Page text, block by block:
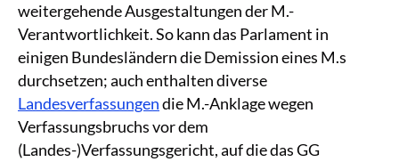
weitergehende Ausgestaltungen der M.-
Verantwortlichkeit. So kann das Parlament in
einigen Bundesländern die Demission eines M.s
durchsetzen; auch enthalten diverse
Landesverfassungendie M.-Anklage wegen
Verfassungsbruchs vor dem
(Landes-)Verfassungsgericht, auf die das GG